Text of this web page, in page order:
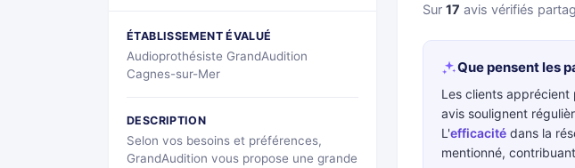
ÉTABLISSEMENT ÉVALUÉ
Audioprothésiste GrandAudition
Cagnes-sur-Mer
DESCRIPTION
Selon vos besoins et préférences,
GrandAudition vous propose une grande
Sur 17 avis vérifiés
Que pensent les
Les clients apprécient
avis soulignent
L'efficacité dans la
mentionné,